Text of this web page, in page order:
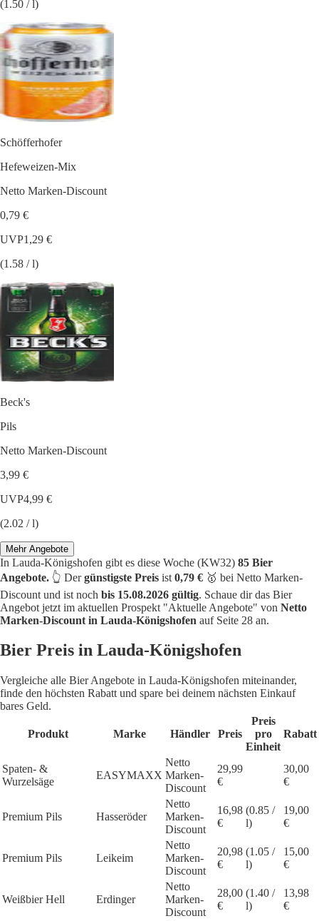
(1.50 / l)
Schöfferhofer
Hefeweizen-Mix
Netto Marken-Discount
0,79 €
UVP1,29 €
(1.58 / l)
Beck's
Pils
Netto Marken-Discount
3,99 €
UVP4,99 €
(2.02 / l)
Mehr Angebote
In Lauda-Königshofen gibt es diese Woche (KW32) 85 Bier
Angebote. 👆 Dergünstigste Preis ist 0,79 € 🥇 bei Netto Marken-
Discount und ist noch bis 15.08.2026 gültig. Schaue dir das Bier
Angebot jetzt im aktuellen Prospekt "Aktuelle Angebote" von Netto
Marken-Discount in Lauda-Königshofen auf Seite 28 an.
Bier Preis in Lauda-Königshofen
Vergleiche alle Bier Angebote in Lauda-Königshofen miteinander,
finde den höchsten Rabatt und spare bei deinem nächsten Einkauf
bares Geld.
Produkt Marke Händler Preis
Preis
pro
Einheit
Rabatt
Spaten- &
Wurzelsäge
EASYMAXX
Netto
Marken-
Discount
29,99
€
30,00
€
Premium Pils Hasseröder
Netto
Marken-
Discount
16,98
€
(0.85 /
l)
19,00
€
Premium Pils Leikeim
Netto
Marken-
Discount
20,98
€
(1.05 /
l)
15,00
€
Weißbier Hell Erdinger
Netto
Marken-
Discount
28,00
€
(1.40 /
l)
13,98
€